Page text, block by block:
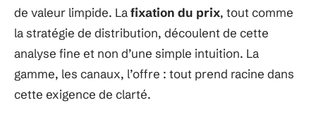
de valeur limpide. Lafixation du prix, tout comme
la stratégie de distribution, découlent de cette
analyse fine et non d’une simple intuition. La
gamme, les canaux, l’offre : tout prend racine dans
cette exigence de clarté.